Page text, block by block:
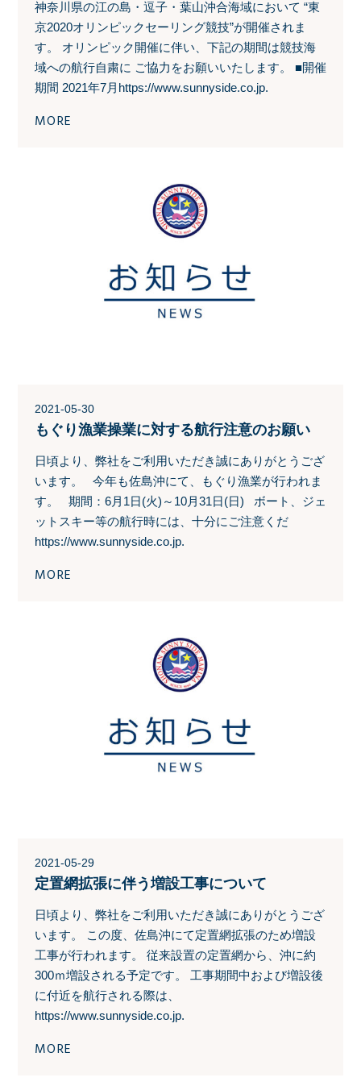
神奈川県の江の島・逗子・葉山沖合海域において “東
京2020オリンピックセーリング競技”が開催されま
す。 オリンピック開催に伴い、下記の期間は競技海
域への航行自粛に ご協力をお願いいたします。 ■開催
期間 2021年7月https://www.sunnyside.co.jp.
MORE
2021-05-30
もぐり漁業操業に対する航行注意のお願い
日頃より、弊社をご利用いただき誠にありがとうござ
います。 今年も佐島沖にて、もぐり漁業が行われま
す。 期間：6月1日(火)～10月31日(日) ボート、ジェ
ットスキー等の航行時には、十分にご注意くだ
https://www.sunnyside.co.jp.
MORE
2021-05-29
定置網拡張に伴う増設工事について
日頃より、弊社をご利用いただき誠にありがとうござ
います。 この度、佐島沖にて定置網拡張のため増設
工事が行われます。 従来設置の定置網から、沖に約
300ｍ増設される予定です。 工事期間中および増設後
に付近を航行される際は、
https://www.sunnyside.co.jp.
MORE